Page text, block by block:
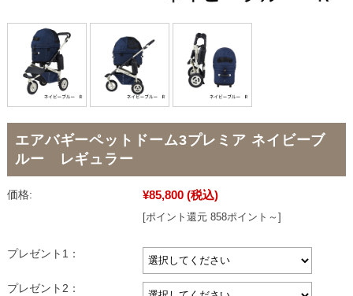
エアバギーペットドーム3プレミア ネイビーブ
ルー レギュラー
価格: ¥85,800 (税込)
[ポイント還元 858ポイント～]
プレゼント1：
プレゼント2：